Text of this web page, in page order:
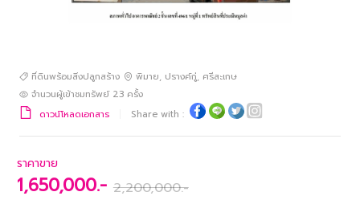
ที่ดินพร้อมสิ่งปลูกสร้าง พิมาย, ปรางค์กู่, ศรีสะเกษ
จำนวนผู้เข้าชมทรัพย์ 23 ครั้ง
ดาวน์โหลดเอกสาร
Share with :
ราคาขาย
1,650,000.- 2,200,000.-